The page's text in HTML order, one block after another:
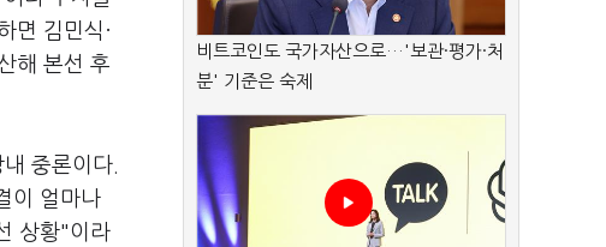
면 김민식·
해 본선 후
중론이다.
이 얼마나
상황"이라
비트코인도 국가자산으로…'보관·평가·처
분' 기준은 숙제